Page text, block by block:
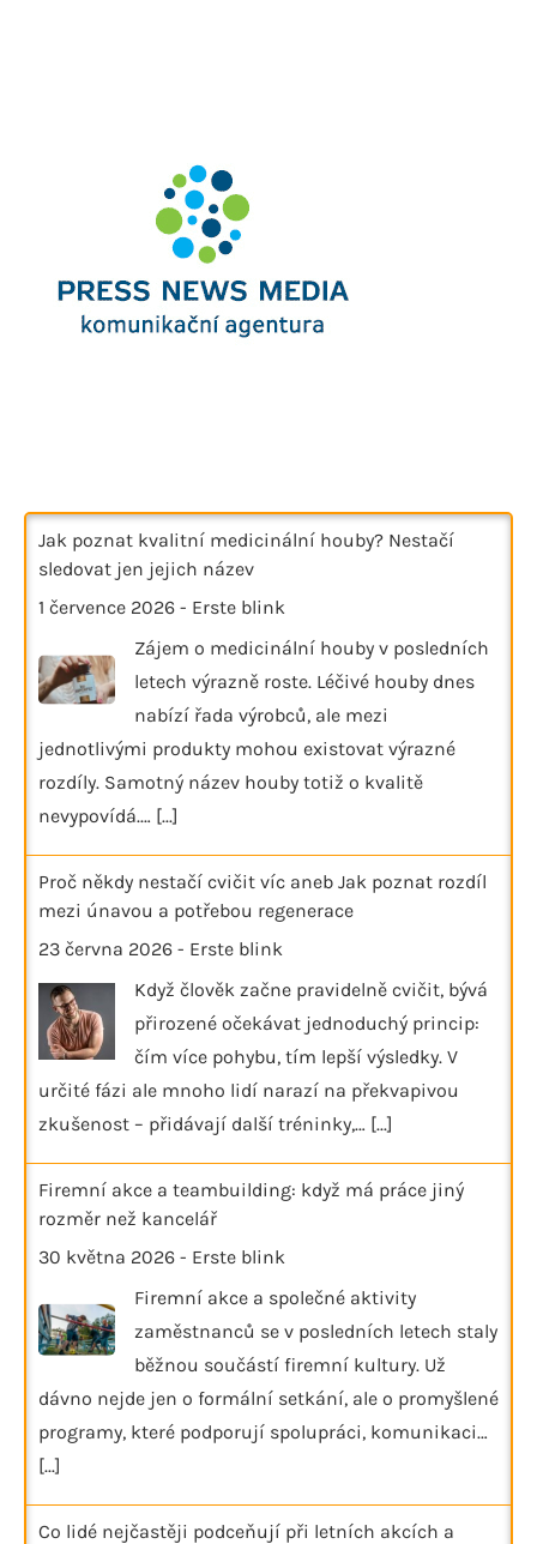
Jak poznat kvalitní medicinální houby? Nestačí
sledovat jen jejich název
1 července 2026 - Erste blink
Zájem o medicinální houby v posledních
letech výrazně roste. Léčivé houby dnes
nabízí řada výrobců, ale mezi
jednotlivými produkty mohou existovat výrazné
rozdíly. Samotný název houby totiž o kvalitě
nevypovídá.… [...]
Proč někdy nestačí cvičit víc aneb Jak poznat rozdíl
mezi únavou a potřebou regenerace
23 června 2026 - Erste blink
Když člověk začne pravidelně cvičit, bývá
přirozené očekávat jednoduchý princip:
čím více pohybu, tím lepší výsledky. V
určité fázi ale mnoho lidí narazí na překvapivou
zkušenost – přidávají další tréninky,… [...]
Firemní akce a teambuilding: když má práce jiný
rozměr než kancelář
30 května 2026 - Erste blink
Firemní akce a společné aktivity
zaměstnanců se v posledních letech staly
běžnou součástí firemní kultury. Už
dávno nejde jen o formální setkání, ale o promyšlené
programy, které podporují spolupráci, komunikaci…
[...]
Co lidé nejčastěji podceňují při letních akcích a